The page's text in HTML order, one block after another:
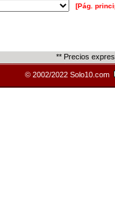
[Pág.
** Precios
© 2002/2022 Solo10.com